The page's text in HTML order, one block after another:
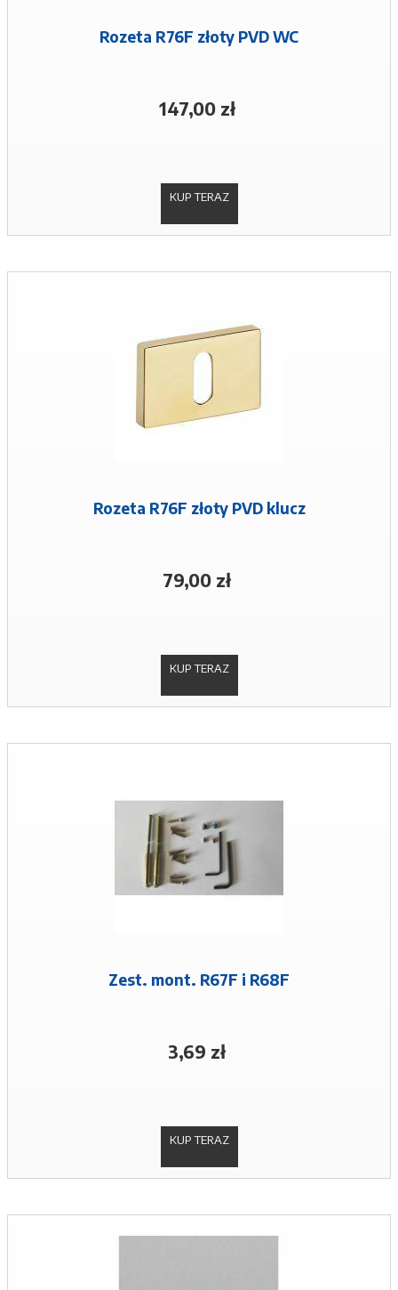
Rozeta R76F złoty PVD WC
147,00 zł
KUP TERAZ
Rozeta R76F złoty PVD klucz
79,00 zł
KUP TERAZ
Zest. mont. R67F i R68F
3,69 zł
KUP TERAZ